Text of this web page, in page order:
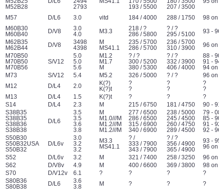
M52B28
2793
193 / 5500
207 / 3500
M57 D/L6 3.0 vitd 184 / 4000 288 / 1750
98 on
M60B30
M60B40
D/V8
3.0
4.0
M3.3
218 / ?
286 / 5800
? / ?
295 / 5100
93 -
M62B35
M62B44
D/V8
3498
4398
M
MS41.1
235 / 5700
286 / 5700
236 / 5700
310 / 3900
96 on
M70B50
M70B50
M70B56
S/V12
5.0
5.0
5.6
M1.2
M1.7
M
? / ?
300 / 5200
380 / 5300
? / ?
332 / 3900
406 / 4000
88 -
91 -
94 on
M73
S/V12 5.4 M5.2 326 / 5000 ? / ?
96 on
M12
D/L4 2.0
K(?)
K(?)t
?
?
?
?
?
?
M13
D/L4 1.5 K(?)t ? ?
?
S14
D/L4 2.3 M 215 / 6750 181 / 4750
90 -
S38B35
S38B35
S38B36
S38B38
D/L6
3.5
3.5
3.6
3.8
M
M1.0///M
M1.2///M
M1.2///M
277 / 6500
286 / 6500
315 / 6900
340 / 6900
238 / 5000
245 / 4500
260 / 4750
289 / 4500
79 -
85 -
91 -
92 -
S50B30
S50B32USA
S50B32
D/L6v
3.0
3.2
3.2
M3.3
MS41.1
? /
333 / 7900
343 / 7900
? / ?
356 / 4900
365 / 4900
93 -
96 on
S52
D/L6v 3.2 M 321 / 7400 258 / 3250
96 on
S62
D/V8v 4.9 M 400 / 6600 369 / 3800
98 on
S70
D/V12v 6.1 ? ? ?
?
S80B36
S80B38
D/L6
3.6
3.8
M ? ? ?